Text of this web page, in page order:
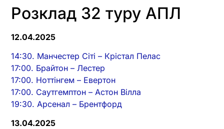
Розклад 32 туру АПЛ
12.04.2025
14:30. Манчестер Сіті – Крістал Пелас
17:00. Брайтон – Лестер
17:00. Ноттінгем – Евертон
17:00. Саутгемптон – Астон Вілла
19:30. Арсенал – Брентфорд
13.04.2025